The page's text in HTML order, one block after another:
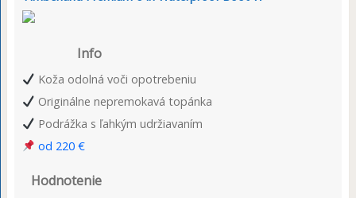
Info
Koža odolná voči opotrebeniu
Originálne nepremokavá topánka
Podrážka s ľahkým udržiavaním
od 220 €
Hodnotenie